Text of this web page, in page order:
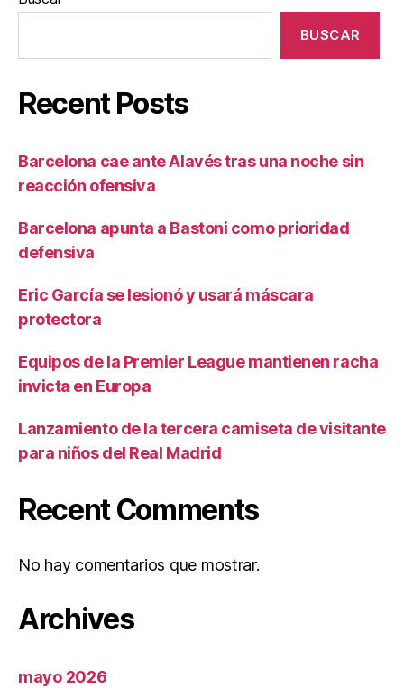
BUSCAR
Recent Posts
Barcelona cae ante Alavés tras una noche sin
reacción ofensiva
Barcelona apunta a Bastoni como prioridad
defensiva
Eric García se lesionó y usará máscara
protectora
Equipos de la Premier League mantienen racha
invicta en Europa
Lanzamiento de la tercera camiseta de visitante
para niños del Real Madrid
Recent Comments
No hay comentarios que mostrar.
Archives
mayo 2026